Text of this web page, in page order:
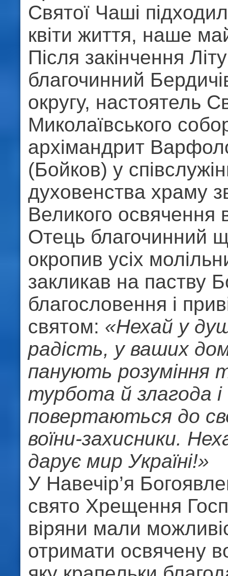
Святої Чаші
квіти життя, наше
Після закінчення
благочинний
округу, настоятель
Миколаївського
архімандрит
(Бойков) у
духовенства храму
Великого освячення
Отець благочинний
окропив усіх
закликав на паству
благословення і
святом: «Нехай у
радість, у ваших
панують розуміння
турбота й злагода і
повертаються до
воїни-захисники.
дарує мир Україні!»
У Навечір’я
свято Хрещення
віряни мали
отримати освячену